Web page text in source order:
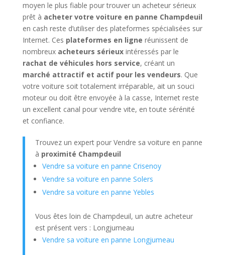
moyen le plus fiable pour trouver un acheteur sérieux
prêt à acheter votre voiture en panne Champdeuil
en cash reste d’utiliser des plateformes spécialisées sur
Internet. Ces plateformes en ligne réunissent de
nombreux acheteurs sérieuxintéressés par le
rachat de véhicules hors service, créant un
marché attractif et actif pour les vendeurs. Que
votre voiture soit totalement irréparable, ait un souci
moteur ou doit être envoyée à la casse, Internet reste
un excellent canal pour vendre vite, en toute sérénité
et confiance.
Trouvez un expert pour Vendre sa voiture en panne
à proximité Champdeuil
Vendre sa voiture en panne Crisenoy
Vendre sa voiture en panne Solers
Vendre sa voiture en panne Yebles
Vous êtes loin de Champdeuil, un autre acheteur
est présent vers : Longjumeau
Vendre sa voiture en panne Longjumeau